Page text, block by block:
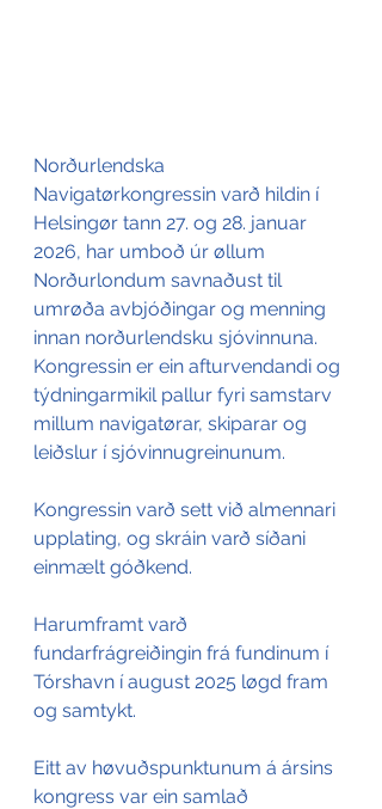
Norðurlendska
Navigatørkongressin varð hildin í
Helsingør tann 27. og 28. januar
2026, har umboð úr øllum
Norðurlondum savnaðust til
umrøða avbjóðingar og menning
innan norðurlendsku sjóvinnuna.
Kongressin er ein afturvendandi og
týdningarmikil pallur fyri samstarv
millum navigatørar, skiparar og
leiðslur í sjóvinnugreinunum.
Kongressin varð sett við almennari
upplating, og skráin varð síðani
einmælt góðkend.
Harumframt varð
fundarfrágreiðingin frá fundinum í
Tórshavn í august 2025 løgd fram
og samtykt.
Eitt av høvuðspunktunum á ársins
kongress var ein samlað